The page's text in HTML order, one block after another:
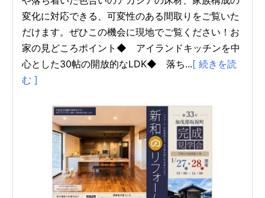
変化に対応できる、可変性のある間取りをご覧いた
だけます。ぜひこの機会に現地でご覧ください！お
家の見どころポイント◆ アイランドキッチンを中
心とした30帖の開放的なLDK◆ 落ち...[ 続きを読
む ]